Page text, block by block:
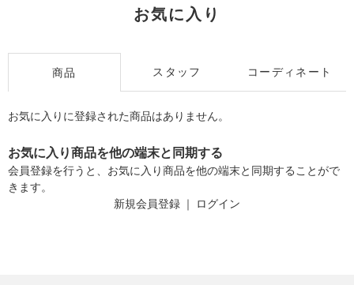
お気に入り
商品 スタッフ コーディネート
お気に入りに登録された商品はありません。
お気に入り商品を他の端末と同期する
会員登録を行うと、お気に入り商品を他の端末と同期することがで
きます。
新規会員登録 ｜ ログイン